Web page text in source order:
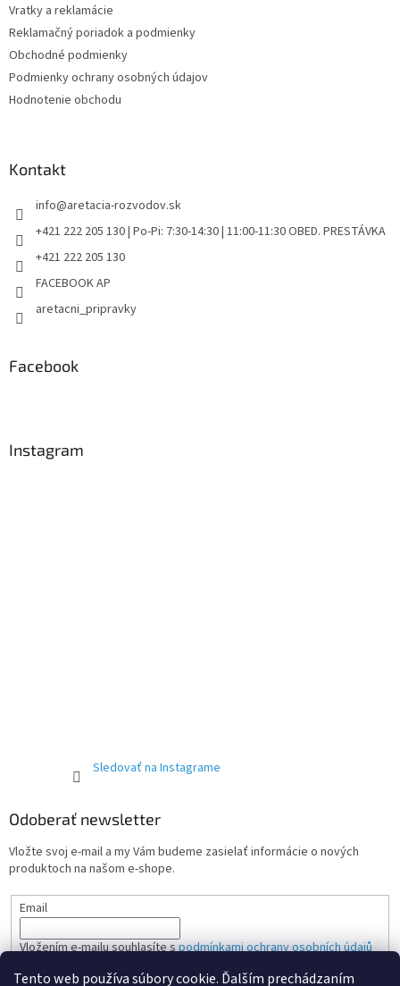
Tento web používa súbory cookie. Ďalším prechádzaním
i
Vratky a reklamácie
Reklamačný poriadok a podmienky
Obchodné podmienky
Podmienky ochrany osobných údajov
Hodnotenie obchodu
Kontakt
info@aretacia-rozvodov.sk
+421 222 205 130 | Po-Pi: 7:30-14:30 | 11:00-11:30 OBED. PRESTÁVKA
+421 222 205 130
FACEBOOK AP
aretacni_pripravky
Facebook
Instagram
Sledovať na Instagrame
Odoberať newsletter
Vložte svoj e-mail a my Vám budeme zasielať informácie o nových
produktoch na našom e-shope.
Email
Vložením e-mailu souhlasíte spodmínkami ochrany osobních údajů